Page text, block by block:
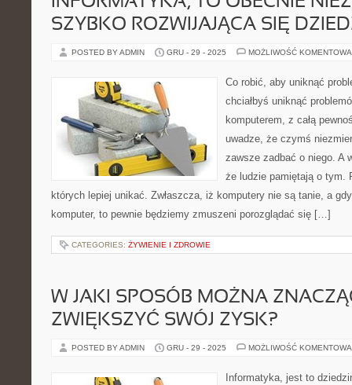
SZYBKO ROZWIJAJĄCA SIĘ
POSTED BY ADMIN GRU - 29 - 2025 MOŻLIWOŚĆ
Co robić, aby uniknąć
chciałbyś uniknąć
komputerem, z całą
uwadze, że czymś
zawsze zadbać o niego. A
że ludzie pamiętają o tym.
których lepiej unikać. Zwłaszcza, iż komputery nie są tanie, a
komputer, to pewnie będziemy zmuszeni porozglądać się […]
CATEGORIES: ŻYWIENIE I ZDROWIE
W JAKI SPOSÓB MOŻNA
ZWIĘKSZYĆ SWÓJ ZYSK?
POSTED BY ADMIN GRU - 29 - 2025 MOŻLIWOŚĆ
Informatyka, jest to